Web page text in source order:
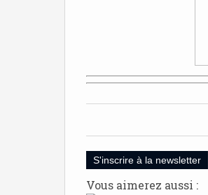
S'inscrire à la newsletter
Vous aimerez aussi :